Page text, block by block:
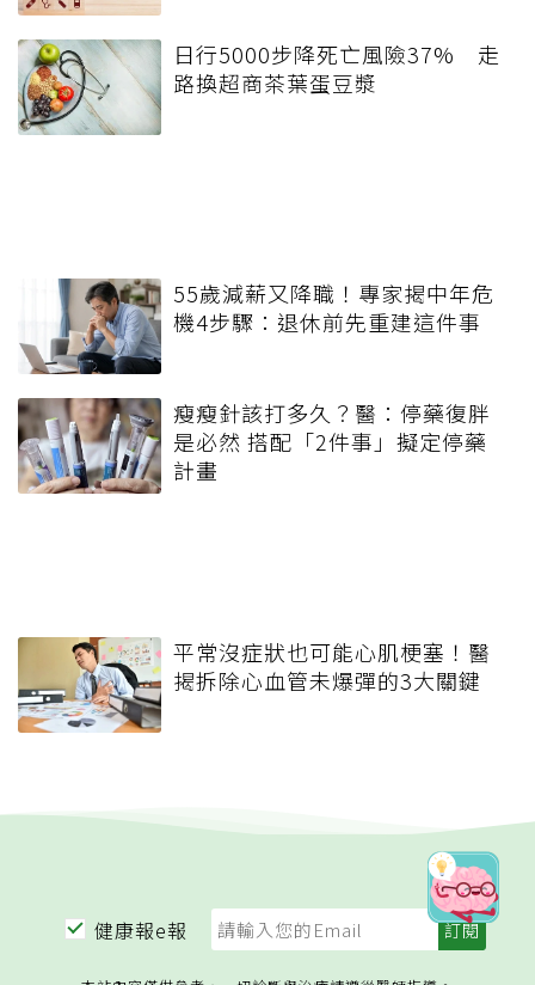
日行5000步降死亡風險37% 走
路換超商茶葉蛋豆漿
55歲減薪又降職！專家揭中年危
機4步驟：退休前先重建這件事
瘦瘦針該打多久？醫：停藥復胖
是必然 搭配「2件事」擬定停藥
計畫
平常沒症狀也可能心肌梗塞！醫
揭拆除心血管未爆彈的3大關鍵
健康報e報